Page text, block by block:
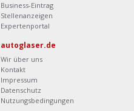
Business-Eintrag
Stellenanzeigen
Expertenportal
autoglaser.de
Wir über uns
Kontakt
Impressum
Datenschutz
Nutzungsbedingungen